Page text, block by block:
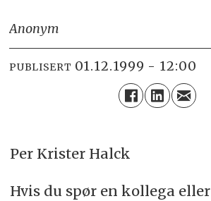
Anonym
PUBLISERT 01.12.1999 - 12:00
Per Krister Halck
Hvis du spør en kollega